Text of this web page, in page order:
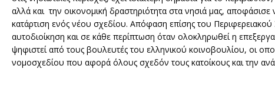
αλλά και την οικονομική δραστηριότητα στα νησιά μας,
κατάρτιση ενός νέου σχεδίου. Απόφαση επίσης του
αυτοδιοίκηση και σε κάθε περίπτωση όταν ολοκληρωθεί η
ψηφιστεί από τους βουλευτές του ελληνικού κοινοβουλίου, οι
νομοσχεδίου που αφορά όλους σχεδόν τους κατοίκους και την